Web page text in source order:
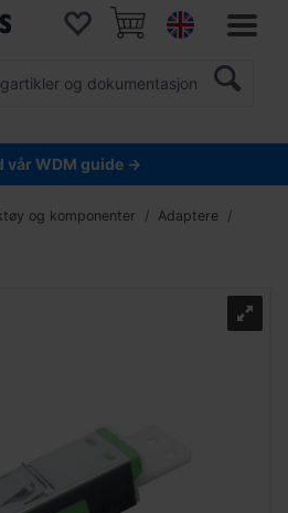
vår WDM guide →
og komponenter
Adaptere